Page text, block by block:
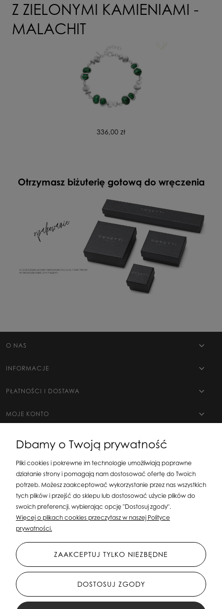
Z ZIELONYMI KAMIENIAMI -
MALACHIT
336,00 zł
Otrzymasz biżuterię gotową do wręczenia
O NAS
INFORMACJE
PŁATNOŚCI I DOSTAWA
MOJE KONTO
Silit Group Maciej Suska
| ul. Astronomów 16, 80-299 Gdańsk, woj. pomorskie
sklepsusetti@gmail.com
Tel.: 508-107-233 | NIP: 5841956567 REGON:
Dbamy o Twoją prywatność
Pliki cookies i pokrewne im technologie umożliwiają poprawne
działanie strony i pomagają nam dostosować ofertę do Twoich
potrzeb. Możesz zaakceptować wykorzystanie przez nas wszystkich
tych plików i przejść do sklepu lub dostosować użycie plików do
swoich preferencji, wybierając opcję "Dostosuj zgody".
Więcej o plikach cookies przeczytasz w naszej Polityce
prywatności.
ZAAKCEPTUJ TYLKO NIEZBĘDNE
DOSTOSUJ ZGODY